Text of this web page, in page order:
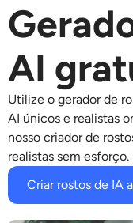
Vídeo AI
Texto para vídeo
Imagem para vídeo
Efeitos de vídeo
Gerador de beijo
Efeitos de vídeo
Imagem AI
Imagem para imagem
Ferramentas de IA
Precificação
AI
Utilize o gerador de
AI únicos e realistas
nosso criador de
realistas sem
Criar rostos de IA